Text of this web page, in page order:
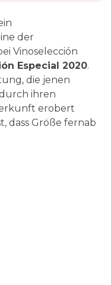
der
Vinoselección
Especial 2020.
die jenen
ihren
erobert
dass Größe fernab